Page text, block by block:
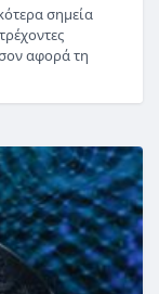
σημεία
αφορά τη